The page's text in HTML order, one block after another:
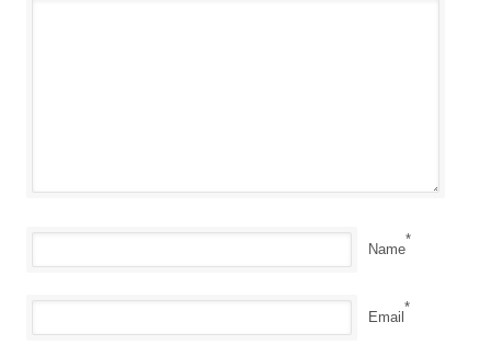
Name
*
Email
*